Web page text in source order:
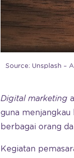
Source: Unsplash –
Digital marketing
guna
berbagai orang
Kegiatan